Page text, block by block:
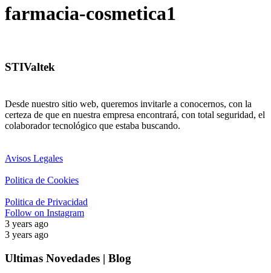
farmacia-cosmetica1
STIValtek
Desde nuestro sitio web, queremos invitarle a conocernos, con la
certeza de que en nuestra empresa encontrará, con total seguridad, el
colaborador tecnológico que estaba buscando.
Avisos Legales
Politica de Cookies
Politica de Privacidad
Follow on Instagram
3 years ago
3 years ago
Ultimas Novedades | Blog